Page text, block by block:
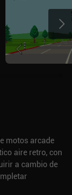
motos arcade
aire retro, con
a cambio de